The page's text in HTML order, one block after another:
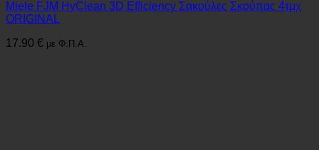
Miele FJM HyClean 3D Efficiency Σακούλες Σκούπας 4τμχ
ORIGINAL
17.90 € με Φ.Π.Α.